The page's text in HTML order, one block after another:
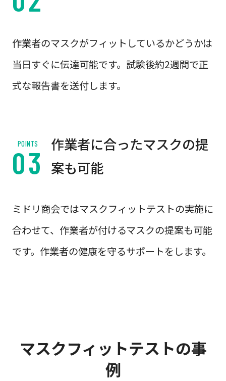
作業者のマスクがフィットしているかどうかは
当日すぐに伝達可能です。試験後約2週間で正
式な報告書を送付します。
POINTS
作業者に合ったマスクの提
案も可能
ミドリ商会ではマスクフィットテストの実施に
合わせて、作業者が付けるマスクの提案も可能
です。作業者の健康を守るサポートをします。
マスクフィットテストの事
例